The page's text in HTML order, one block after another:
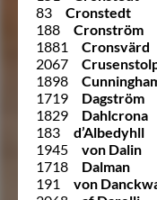
83
Cronstedt
188
Cronström
1881
Cronsvärd
2067
1898
1719
Dagström
1829
Dahlcrona
183
d’Albedyhll
1945
von Dalin
1718
Dalman
191
von